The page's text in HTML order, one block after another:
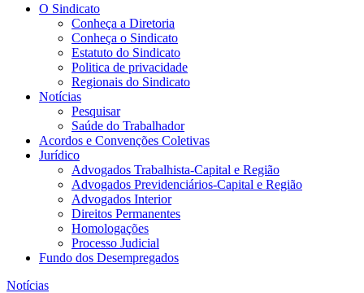
O Sindicato
Conheça a Diretoria
Conheça o Sindicato
Estatuto do Sindicato
Politica de privacidade
Regionais do Sindicato
Notícias
Pesquisar
Saúde do Trabalhador
Acordos e Convenções Coletivas
Jurídico
Advogados Trabalhista-Capital e Região
Advogados Previdenciários-Capital e Região
Advogados Interior
Direitos Permanentes
Homologações
Processo Judicial
Fundo dos Desempregados
Notícias